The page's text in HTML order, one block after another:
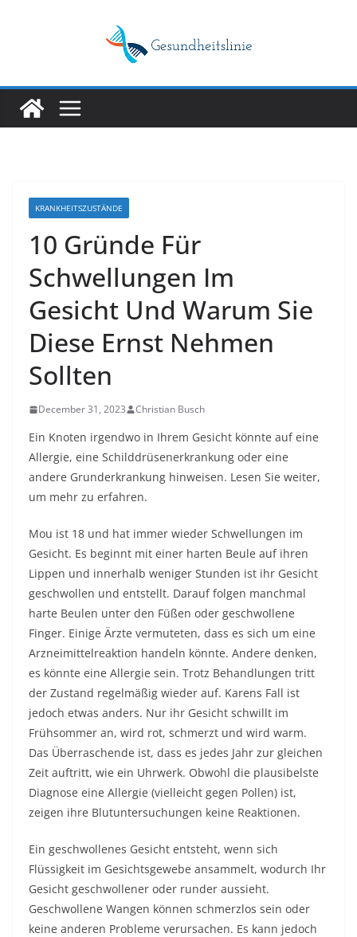
KRANKHEITSZUSTÄNDE
10 Gründe Für
Schwellungen Im
Gesicht Und Warum Sie
Diese Ernst Nehmen
Sollten
December 31, 2023 Christian Busch
Ein Knoten irgendwo in Ihrem Gesicht könnte auf eine
Allergie, eine Schilddrüsenerkrankung oder eine
andere Grunderkrankung hinweisen. Lesen Sie weiter,
um mehr zu erfahren.
Mou ist 18 und hat immer wieder Schwellungen im
Gesicht. Es beginnt mit einer harten Beule auf ihren
Lippen und innerhalb weniger Stunden ist ihr Gesicht
geschwollen und entstellt. Darauf folgen manchmal
harte Beulen unter den Füßen oder geschwollene
Finger. Einige Ärzte vermuteten, dass es sich um eine
Arzneimittelreaktion handeln könnte. Andere denken,
es könnte eine Allergie sein. Trotz Behandlungen tritt
der Zustand regelmäßig wieder auf. Karens Fall ist
jedoch etwas anders. Nur ihr Gesicht schwillt im
Frühsommer an, wird rot, schmerzt und wird warm.
Das Überraschende ist, dass es jedes Jahr zur gleichen
Zeit auftritt, wie ein Uhrwerk. Obwohl die plausibelste
Diagnose eine Allergie (vielleicht gegen Pollen) ist,
zeigen ihre Blutuntersuchungen keine Reaktionen.
Ein geschwollenes Gesicht entsteht, wenn sich
Flüssigkeit im Gesichtsgewebe ansammelt, wodurch Ihr
Gesicht geschwollener oder runder aussieht.
Geschwollene Wangen können schmerzlos sein oder
keine anderen Probleme verursachen. Es kann jedoch